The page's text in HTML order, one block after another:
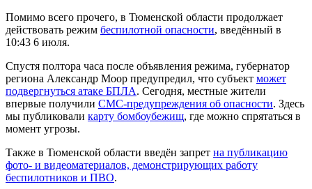
Помимо всего прочего, в Тюменской области продолжает
действовать режим беспилотной опасности, введённый в
10:43 6 июля.
Спустя полтора часа после объявления режима, губернатор
региона Александр Моор предупредил, что субъект может
подвергнуться атаке БПЛА. Сегодня, местные жители
впервые получили СМС-предупреждения об опасности. Здесь
мы публиковали карту бомбоубежищ, где можно спрятаться в
момент угрозы.
Также в Тюменской области введён запрет на публикацию
фото‑ и видеоматериалов, демонстрирующих работу
беспилотников и ПВО.